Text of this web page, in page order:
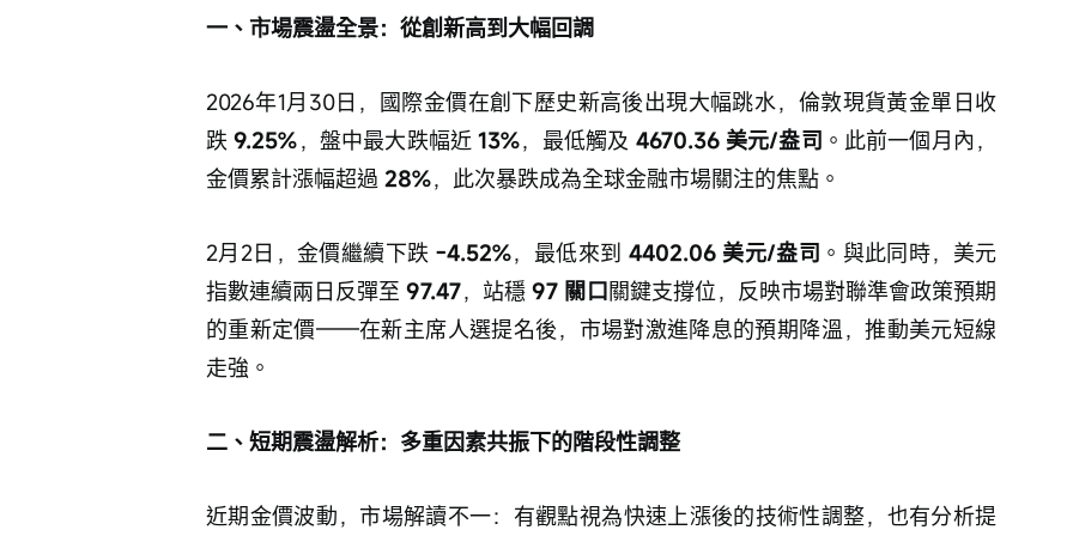
一、市場震盪全景：從創新高到大幅回調
2026年1月30日，國際金價在創下歷史新高後出現大幅跳水，倫敦現貨黃金單日收
跌 9.25%，盤中最大跌幅近 13%，最低觸及 4670.36 美元/盎司 。此前一個月內，
金價累計漲幅超過 28%，此次暴跌成為全球金融市場關注的焦點。
2月2日，金價繼續下跌 -4.52%，最低來到 4402.06 美元/盎司 。與此同時，美元
指數連續兩日反彈至 97.47，站穩 97 關口關鍵支撐位，反映市場對聯準會政策預期
的重新定價——在新主席人選提名後，市場對激進降息的預期降溫，推動美元短線
走強。
二、短期震盪解析：多重因素共振下的階段性調整
近期金價波動，市場解讀不一：有觀點視為快速上漲後的技術性調整，也有分析提